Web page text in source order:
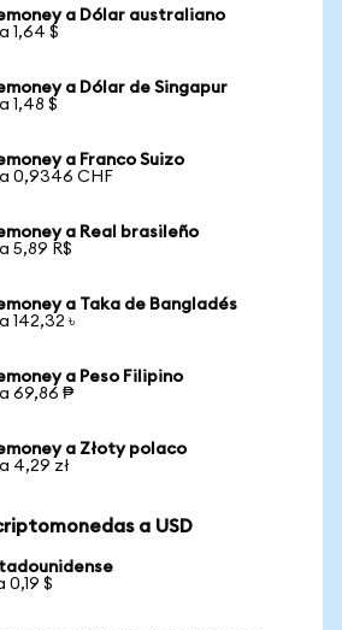
a Dólar australiano
1,64 $
a Dólar de Singapur
1,48 $
a Franco Suizo
a 0,9346 CHF
a Real brasileño
5,89 R$
a Taka de Bangladés
142,32 ৳
a Peso Filipino
a 69,86 ₱
a Złoty polaco
4,29 zł
a USD
0,19 $